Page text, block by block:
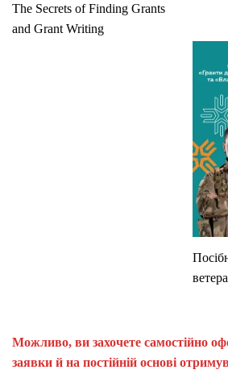
The Secrets of Finding Grants
and Grant Writing
Можливо, ви захочете самостійно
заявки й на постійній основі